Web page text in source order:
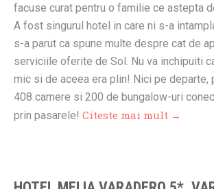
facuse curat pentru o familie ce astepta
A fost singurul hotel in care ni s-a
s-a parut ca spune multe despre cat de
serviciile oferite de Sol. Nu va inchipuiti
mic si de aceea era plin! Nici pe departe,
408 camere si 200 de bungalow-uri
prin pasarele! Citeste mai mult →